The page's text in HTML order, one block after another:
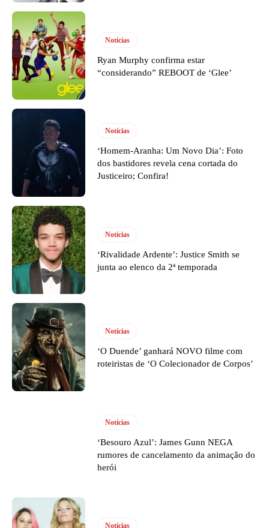
Notícias
Ryan Murphy confirma estar
“considerando” REBOOT de ‘Glee’
Notícias
‘Homem-Aranha: Um Novo Dia’: Foto
dos bastidores revela cena cortada do
Justiceiro; Confira!
Notícias
‘Rivalidade Ardente’: Justice Smith se
junta ao elenco da 2ª temporada
Notícias
‘O Duende’ ganhará NOVO filme com
roteiristas de ‘O Colecionador de Corpos’
Notícias
‘Besouro Azul’: James Gunn NEGA
rumores de cancelamento da animação do
herói
Notícias